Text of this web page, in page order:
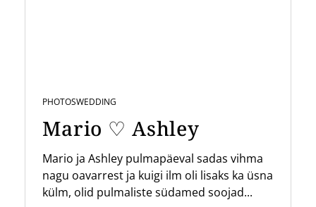
PHOTOSWEDDING
Mario ♡ Ashley
Mario ja Ashley pulmapäeval sadas vihma
nagu oavarrest ja kuigi ilm oli lisaks ka üsna
külm, olid pulmaliste südamed soojad...